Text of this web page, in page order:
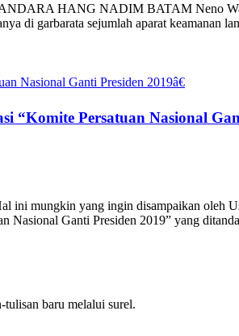
HANG NADIM BATAM Neno
di garbarata sejumlah aparat keamanan
“Komite Persatuan Nasional
ini mungkin yang ingin disampaikan oleh
Nasional Ganti Presiden 2019” yang
baru melalui surel.